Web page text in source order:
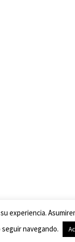
experiencia.
navegando.